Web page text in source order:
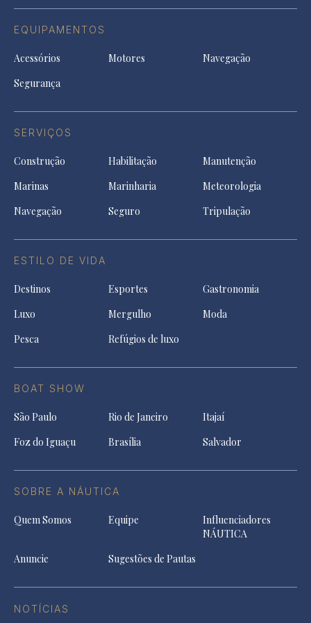
EQUIPAMENTOS
Acessórios Motores
Navegação
Segurança
SERVIÇOS
Construção Habilitação
Manutenção
Marinas
Marinharia
Meteorologia
Navegação
Seguro Tripulação
ESTILO DE VIDA
Destinos Esportes
Gastronomia
Luxo
Mergulho
Moda
Pesca
Refúgios de luxo
BOAT SHOW
São Paulo Rio de Janeiro
Itajaí
Foz do Iguaçu
Brasília Salvador
SOBRE A NÁUTICA
Quem Somos Equipe
Influenciadores
NÁUTICA
Anuncie
Sugestões de Pautas
NOTÍCIAS